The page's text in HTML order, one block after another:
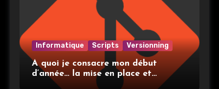
Informatique Scripts Versionning
A quoi je consacre mon début
d’année… la mise en place et
l’utilisation de git